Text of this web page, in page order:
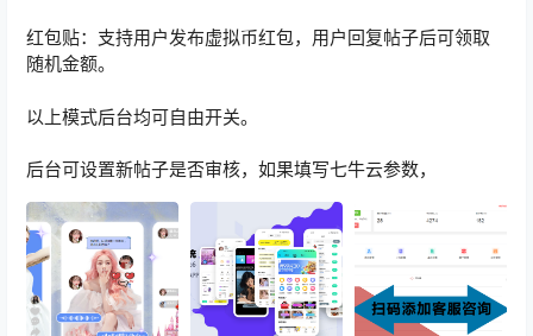
红包贴：支持用户发布虚拟币红包，用户回复帖子后可领取
随机金额。
以上模式后台均可自由开关。
后台可设置新帖子是否审核，如果填写七牛云参数，